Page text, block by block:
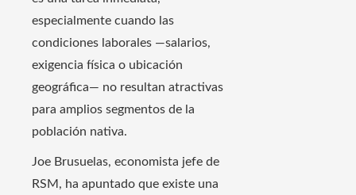
especialmente cuando las
condiciones laborales —salarios,
exigencia física o ubicación
geográfica— no resultan atractivas
para amplios segmentos de la
población nativa.
Joe Brusuelas, economista jefe de
RSM, ha apuntado que existe una